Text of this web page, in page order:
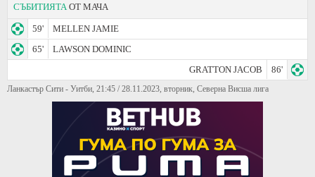
СЪБИТИЯТА ОТ МАЧА
59'
MELLEN JAMIE
65'
LAWSON DOMINIC
GRATTON JACOB
86'
Ланкастър Сити - Уитби, 21:45 / 28.11.2023, вторник, Северна Висша лига